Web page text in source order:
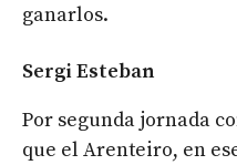
ganarlos.
Sergi Esteban
Por segunda jornada
que el Arenteiro, en